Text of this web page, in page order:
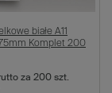
białe A11
Komplet 200
za 200 szt.